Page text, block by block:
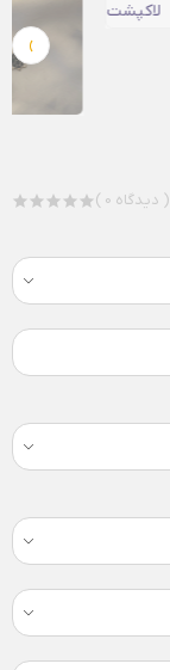
›
( 0 دیدگاه )